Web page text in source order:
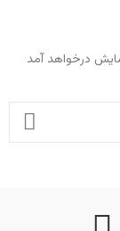
درخواهد آمد